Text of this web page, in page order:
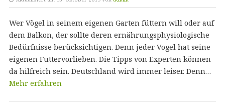
Wer Vögel in seinem eigenen Garten füttern will oder auf
dem Balkon, der sollte deren ernährungsphysiologische
Bedürfnisse berücksichtigen. Denn jeder Vogel hat seine
eigenen Futtervorlieben. Die Tipps von Experten können
da hilfreich sein. Deutschland wird immer leiser. Denn…
Mehr erfahren